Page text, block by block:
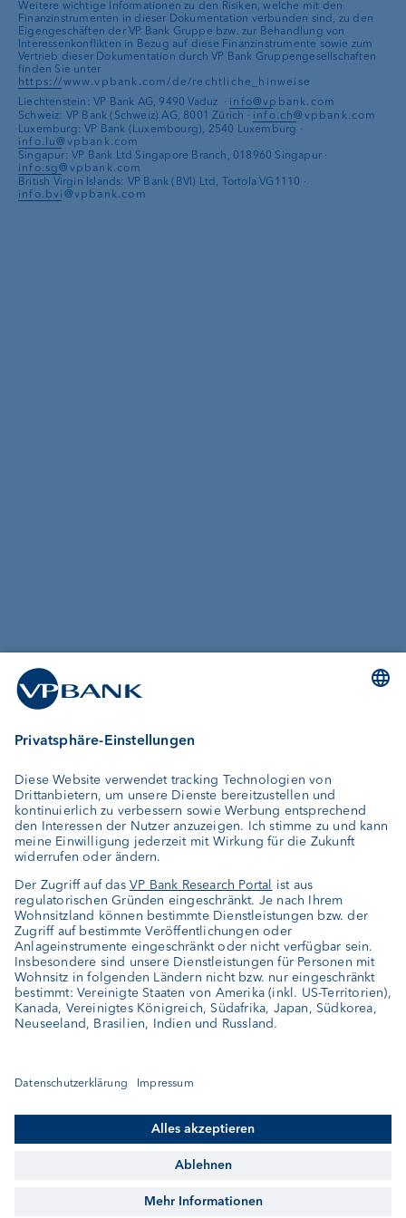
gegenüber Unternehmensanleihen
bevorzugen
Deutliche Korrekturen in
Gewinnerwartungenzu beobachten
DerUS-Arbeitsmarktzeigt erste
Abschwächungstendenzen
Handelsstreit zwischen USA und China
verschärft sich weiter
HistorischerRückgang der
Gewinnerwartungen
erhöhen Attraktivität von zinslosen
Anlagen
Lockerung der Covid-Massnahmen in
Chinabeflügelt Schmucknachfrage
Notenbanken weiterhin restriktiv
Schwache Zuflüsse
Dollarwird in den kommenden
Monaten schwinden
Trotz deutlicher Unterbewertung wird
das britischePfundnoch längere Zeit
angeschlagen bleiben
Inflationsrisiken begrenzen
Aufwertungen von
Weitere wichtige Informationen zu den Risiken, welche mit den
Finanzinstrumenten in dieser Dokumentation verbunden sind, zu den
Eigengeschäften der VP Bank Gruppe bzw. zur Behandlung von
Interessenkonflikten in Bezug auf diese Finanzinstrumente sowie zum
Vertrieb dieser Dokumentation durch VP Bank Gruppengesellschaften
finden Sie unter
https://www.vpbank.com/de/rechtliche_hinweise
Liechtenstein: VP Bank AG, 9490 Vaduz · info@vpbank.com
Schweiz: VP Bank (Schweiz) AG, 8001 Zürich · info.ch@vpbank.com
Luxemburg: VP Bank (Luxembourg), 2540 Luxemburg ·
info.lu@vpbank.com
Singapur: VP Bank Ltd Singapore Branch, 018960 Singapur ·
info.sg@vpbank.com
British Virgin Islands: VP Bank (BVI) Ltd, Tortola VG1110 ·
info.bvi@vpbank.com